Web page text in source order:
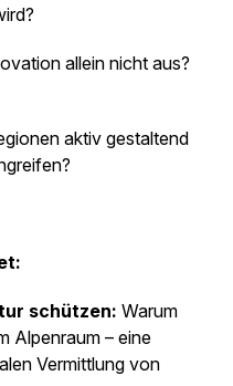
allein nicht aus?
aktiv gestaltend
schützen: Warum
Alpenraum – eine
Vermittlung von